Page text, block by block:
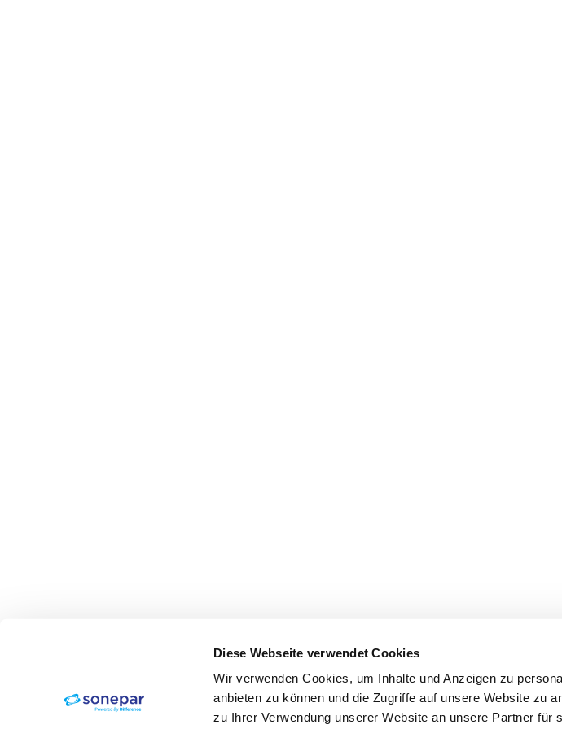
Diese Webseite verwendet Cookies
Wir verwenden Cookies, um Inhalte und Anzeigen zu
anbieten zu können und die Zugriffe auf unsere Website zu
zu Ihrer Verwendung unserer Website an unsere Partner für